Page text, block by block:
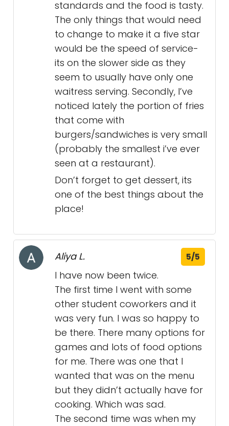
standards and the food is tasty.
The only things that would need
to change to make it a five star
would be the speed of service-
its on the slower side as they
seem to usually have only one
waitress serving. Secondly, I’ve
noticed lately the portion of fries
that come with
burgers/sandwiches is very small
(probably the smallest i’ve ever
seen at a restaurant).
Don’t forget to get dessert, its
one of the best things about the
place!
Aliya L. 5/5
I have now been twice.
The first time I went with some
other student coworkers and it
was very fun. I was so happy to
be there. There many options for
games and lots of food options
for me. There was one that I
wanted that was on the menu
but they didn’t actually have for
cooking. Which was sad.
The second time was when my